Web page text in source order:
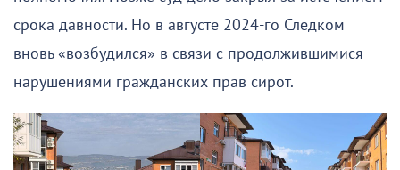
срока давности. Но в августе 2024-го Следком
вновь «возбудился» в связи с продолжившимися
нарушениями гражданских прав сирот.